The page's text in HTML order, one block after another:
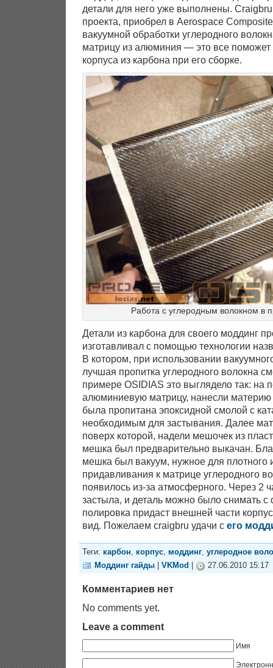
детали для него уже выполнены.
проекта, приобрел в Aerospace
вакуумной обработки углеродного
матрицу из алюминия — это все
корпуса из карбона при его сборке.
Работа с углеродным волокном в
Детали из карбона для своего моддинг
изготавливал с помощью технологии
В котором, при использовании
лучшая пропитка углеродного волокна
примере OSIDIAS это выглядело так: на
алюминиевую матрицу, нанесли материю
была пропитана эпоксидной смолой с
необходимым для застывания. Далее
поверх которой, надели мешочек из
мешка был предварительно выкачан.
мешка был вакуум, нужное для плотного
придавливания к матрице углеродного
появилось из-за атмосферного. Через 2
застыла, и деталь можно было снимать
полировка придаст внешней части
вид. Пожелаем craigbru удачи с его
Теги: карбон, корпус, моддинг, углеродное
Моддинг гайды
VKMod 27.06.2010 15:17
Комментариев нет
No comments yet.
Leave a comment
Имя